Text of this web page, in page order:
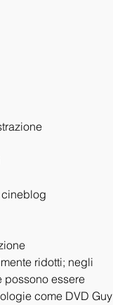
cineblog
ridotti; negli
possono essere
come DVD Guy